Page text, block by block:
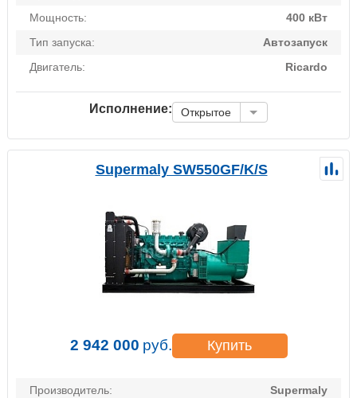
Мощность:
400 кВт
Тип запуска:
Автозапуск
Двигатель:
Ricardo
Исполнение: Открытое
Supermaly SW550GF/K/S
2 942 000 руб. Купить
Производитель:
Supermaly